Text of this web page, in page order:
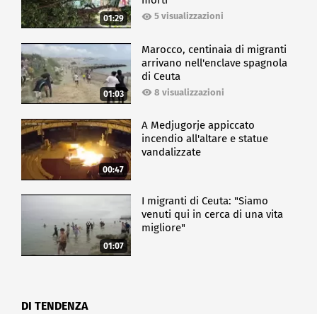
01:29 5 visualizzazioni
01:03
Marocco, centinaia di migranti
arrivano nell'enclave spagnola
di Ceuta
8 visualizzazioni
00:47
A Medjugorje appiccato
incendio all'altare e statue
vandalizzate
01:07
I migranti di Ceuta: "Siamo
venuti qui in cerca di una vita
migliore"
DI TENDENZA